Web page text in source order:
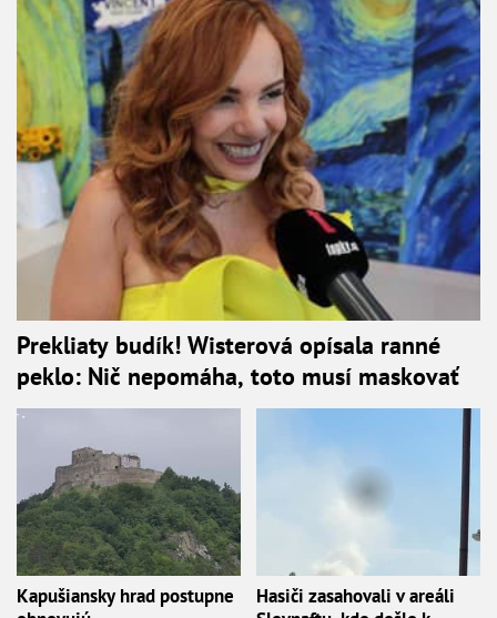
Prekliaty budík! Wisterová opísala ranné
peklo: Nič nepomáha, toto musí maskovať
Kapušiansky hrad postupne
Hasiči zasahovali v areáli